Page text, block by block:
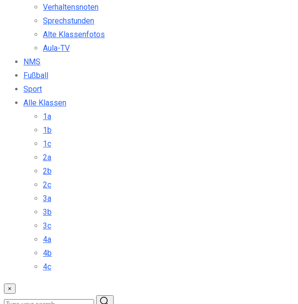
Verhaltensnoten
Sprechstunden
Alte Klassenfotos
Aula-TV
NMS
Fußball
Sport
Alle Klassen
1a
1b
1c
2a
2b
2c
3a
3b
3c
4a
4b
4c
×